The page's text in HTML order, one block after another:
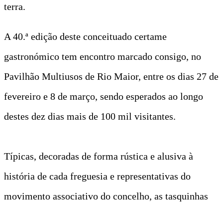
terra.
A 40.ª edição deste conceituado certame
gastronómico tem encontro marcado consigo, no
Pavilhão Multiusos de Rio Maior, entre os dias 27 de
fevereiro e 8 de março, sendo esperados ao longo
destes dez dias mais de 100 mil visitantes.
Típicas, decoradas de forma rústica e alusiva à
história de cada freguesia e representativas do
movimento associativo do concelho, as tasquinhas